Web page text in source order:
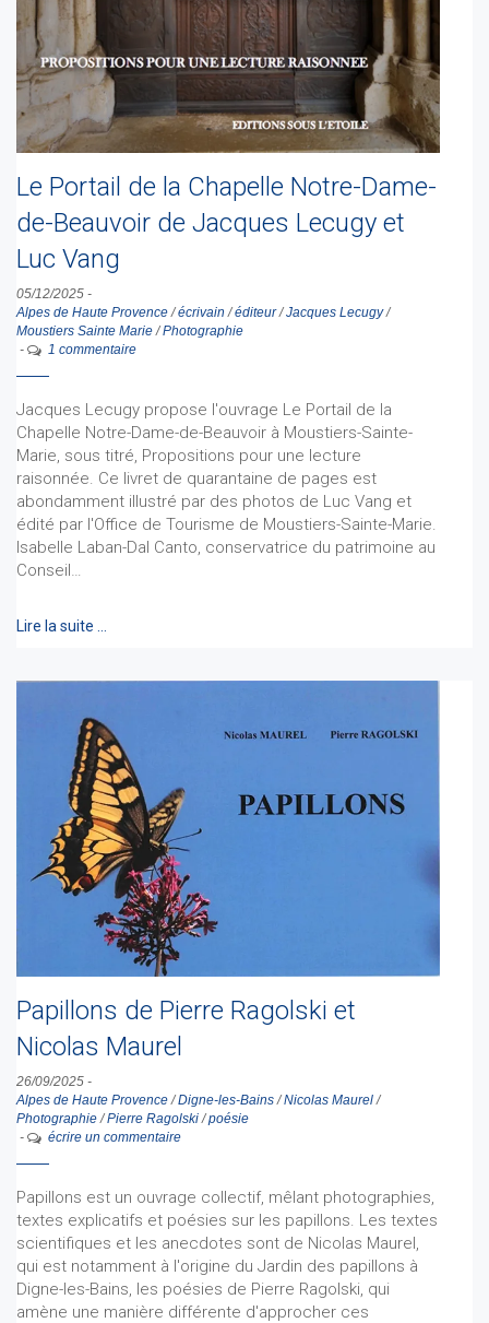
Le Portail de la Chapelle Notre-Dame-
de-Beauvoir de Jacques Lecugy et
Luc Vang
05/12/2025 -
Alpes de Haute Provence/écrivain /éditeur/Jacques Lecugy/
Moustiers Sainte Marie/Photographie
-
1 commentaire
Jacques Lecugy propose l'ouvrage Le Portail de la
Chapelle Notre-Dame-de-Beauvoir à Moustiers-Sainte-
Marie, sous titré, Propositions pour une lecture
raisonnée. Ce livret de quarantaine de pages est
abondamment illustré par des photos de Luc Vang et
édité par l'Office de Tourisme de Moustiers-Sainte-Marie.
Isabelle Laban-Dal Canto, conservatrice du patrimoine au
Conseil…
Lire la suite …
Papillons de Pierre Ragolski et
Nicolas Maurel
26/09/2025 -
Alpes de Haute Provence /Digne-les-Bains /Nicolas Maurel /
Photographie /Pierre Ragolski /poésie
-
écrire un commentaire
Papillons est un ouvrage collectif, mêlant photographies,
textes explicatifs et poésies sur les papillons. Les textes
scientifiques et les anecdotes sont de Nicolas Maurel,
qui est notamment à l'origine du Jardin des papillons à
Digne-les-Bains, les poésies de Pierre Ragolski, qui
amène une manière différente d'approcher ces